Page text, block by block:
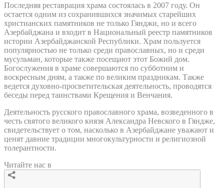
Последняя реставрация храма состоялась в 2007 году. Он
остается одним из сохранившихся значимых старейших
христианских памятников не только Гянджи, но и всего
Азербайджана и входит в Национальный реестр памятников
истории Азербайджанской Республики. Храм пользуется
популярностью не только среди православных, но и среди
мусульман, которые также посещают этот Божий дом.
Богослужения в храме совершаются по субботним и
воскресным дням, а также по великим праздникам. Также
ведется духовно-просветительская деятельность, проводятся
беседы перед таинствами Крещения и Венчания.
Деятельность русского православного храма, возведенного в
честь святого великого князя Александра Невского в Гяндже,
свидетельствует о том, насколько в Азербайджане уважают и
ценят давние традиции многокультурности и религиозной
толерантности.
Читайте нас в